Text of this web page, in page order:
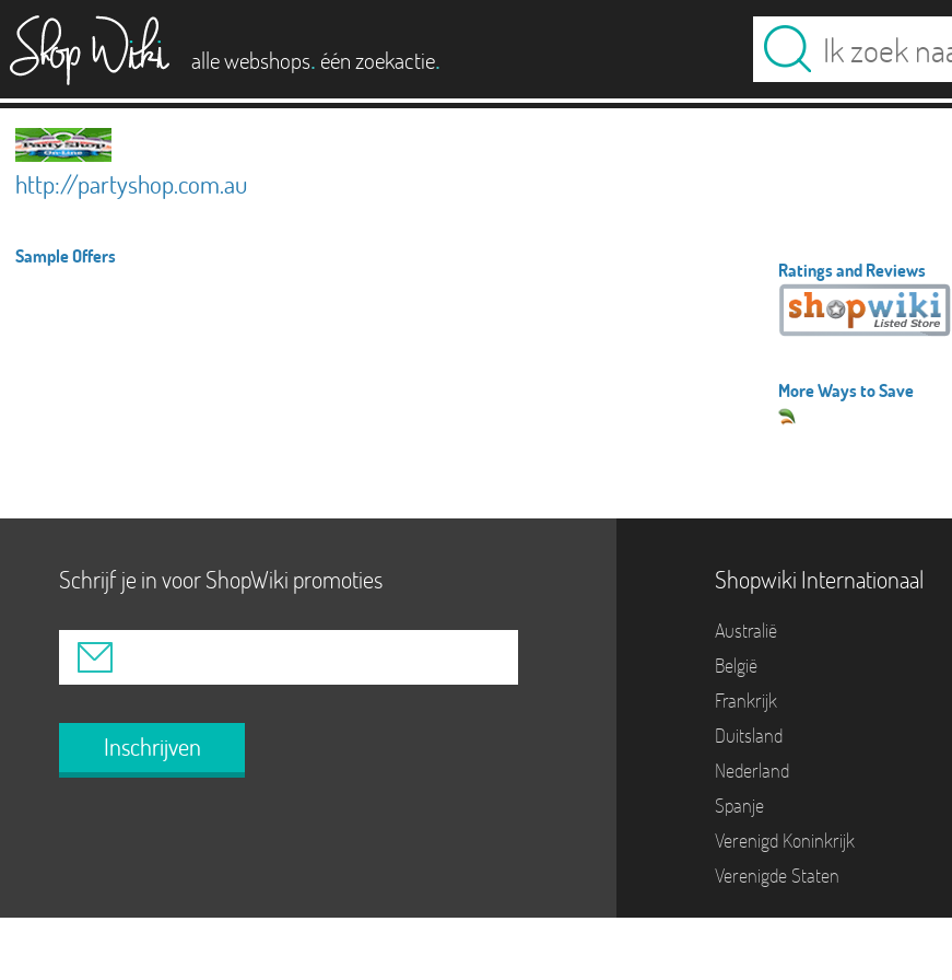
alle webshops. één zoekactie.
http://partyshop.com.au
Sample Offers
Ratings and Reviews
More Ways to Save
Schrijf je in voor ShopWiki promoties
Inschrijven
Shopwiki Internationaal
Australië
België
Frankrijk
Duitsland
Nederland
Spanje
Verenigd Koninkrijk
Verenigde Staten